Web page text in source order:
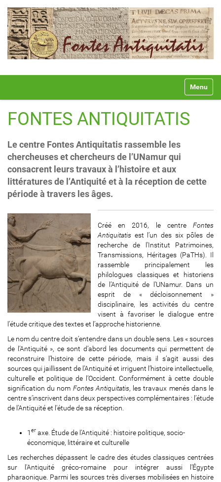
v
Toggle
FONTES ANTIQUITATIS
Le centre Fontes Antiquitatis rassemble les
chercheuses et chercheurs de l’UNamur qui
consacrent leurs travaux à l’histoire et aux
littératures de l’Antiquité et à la réception de cette
période à travers les âges.
Créé en 2016, le centre Fontes
Antiquitatis est l’un des six pôles de
recherche de l’Institut Patrimoines,
Transmissions, Héritages (PaTHs). Il
rassemble principalement les
philologues classiques et historiens
de l’Antiquité de l’UNamur. Dans un
esprit de « décloisonnement »
disciplinaire, les activités du centre
visent à favoriser le dialogue entre
l’étude critique des textes et l’approche historienne.
Le nom du centre doit s’entendre dans un double sens. Les « sources
de l’Antiquité », ce sont d’abord les documents qui permettent de
reconstruire l’histoire de cette période, mais il s’agit aussi des
sources qui jaillissent de l’Antiquité et irriguent l’histoire intellectuelle,
culturelle et politique de l’Occident. Conformément à cette double
signification du nom Fontes Antiquitatis, les travaux menés dans le
centre s’inscrivent dans deux perspectives complémentaires : l’étude
de l’Antiquité et l'étude de sa réception.
1 er axe. Étude de l’Antiquité : histoire politique, socio-
économique, littéraire et culturelle
Les recherches dépassent le cadre des études classiques centrées
sur l'Antiquité gréco-romaine pour intégrer aussi l’Égypte
pharaonique. Parmi les sources très diverses mobilisées en histoire